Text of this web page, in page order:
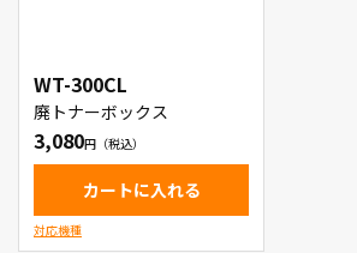
WT-300CL
廃トナーボックス
3,080
カートに入れる
対応機種